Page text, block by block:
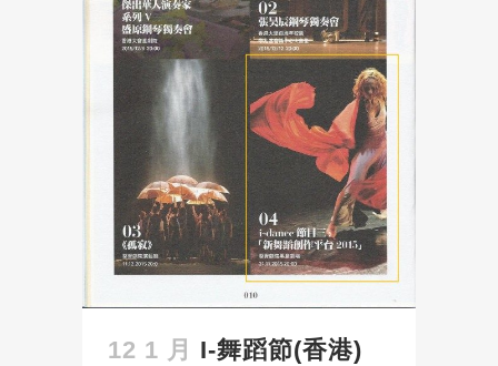
12 1 月 I-舞蹈節(香港)